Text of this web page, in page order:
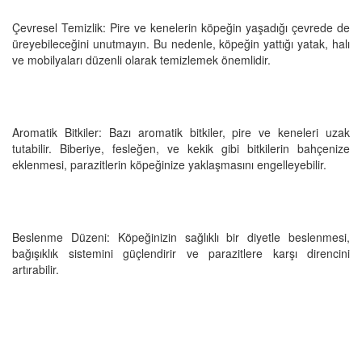
Çevresel Temizlik: Pire ve kenelerin köpeğin yaşadığı çevrede de
üreyebileceğini unutmayın. Bu nedenle, köpeğin yattığı yatak, halı
ve mobilyaları düzenli olarak temizlemek önemlidir.
Aromatik Bitkiler: Bazı aromatik bitkiler, pire ve keneleri uzak
tutabilir. Biberiye, fesleğen, ve kekik gibi bitkilerin bahçenize
eklenmesi, parazitlerin köpeğinize yaklaşmasını engelleyebilir.
Beslenme Düzeni: Köpeğinizin sağlıklı bir diyetle beslenmesi,
bağışıklık sistemini güçlendirir ve parazitlere karşı direncini
artırabilir.